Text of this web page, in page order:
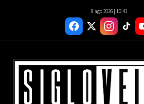
8 ago 2026 | 10:41